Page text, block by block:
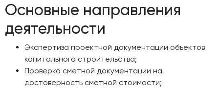
Основные направления
деятельности
Экспертиза проектной документации объектов
капитального строительства;
Проверка сметной документации на
достоверность сметной стоимости;